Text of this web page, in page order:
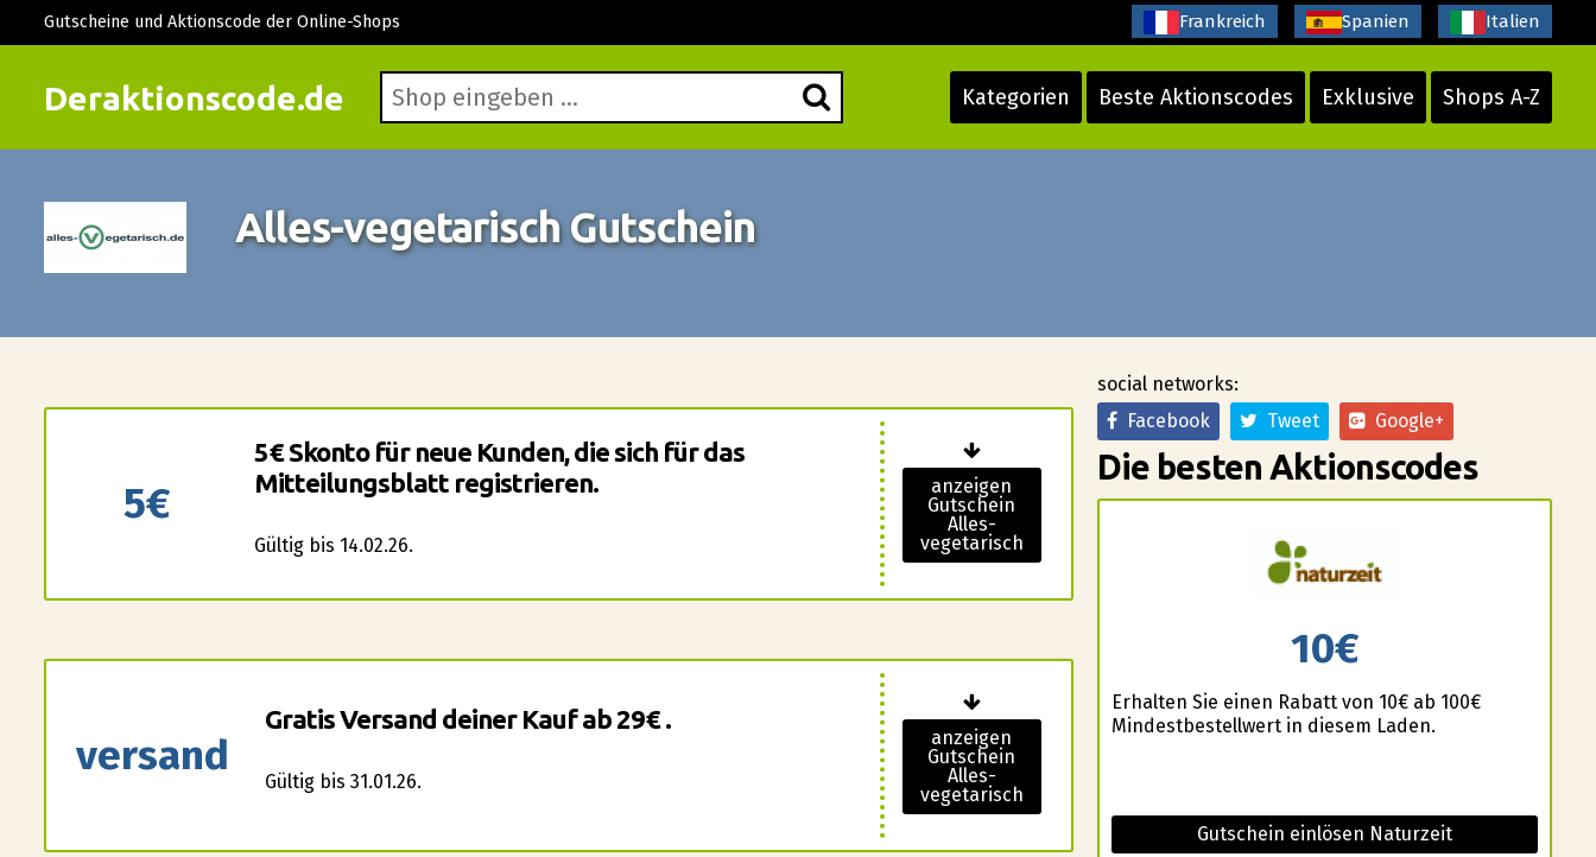
Deraktionscode.de Kategorien Beste Aktionscodes Exklusive Shops A-Z
Gutscheine und Aktionscode der Online-Shops Frankreich Spanien Italien
Alles-vegetarisch Gutschein
5€
5€ Skonto für neue Kunden, die sich für das
Mitteilungsblatt registrieren.
Gültig bis 14.02.26.
anzeigen
Gutschein
Alles-
vegetarisch
versand
Gratis Versand deiner Kauf ab 29€ .
Gültig bis 31.01.26.
anzeigen
Gutschein
Alles-
vegetarisch
social networks:
Facebook
Tweet Google+
Die besten Aktionscodes
10€
Erhalten Sie einen Rabatt von 10€ ab 100€
Mindestbestellwert in diesem Laden.
Gutschein einlösen Naturzeit